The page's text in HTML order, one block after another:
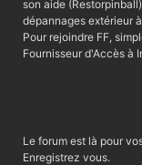
son aide
dépannages extérieur
Pour rejoindre FF,
Fournisseur d'Accès à
Le forum est là pour
Enregistrez vous.